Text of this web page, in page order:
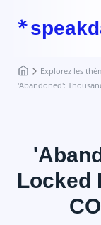
Explorez les
'Abandoned':
Locked